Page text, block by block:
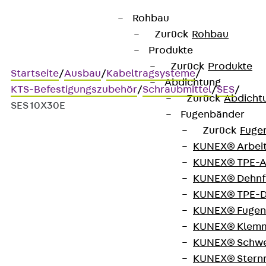
Rohbau
Zurück Rohbau
Produkte
Zurück Produkte
Abdichtung
Zurück
Fugenbänder
Zurück
KUNEX®
KUNEX®
KUNEX®
KUNEX®
KUNEX®
KUNEX®
KUNEX®
KUNEX®
Startseite/Ausbau/Kabeltragsysteme/
KTS-Befestigungszubehör/Schraubmittel/SES/
SES 10X30E
Sechskantschraube
Sechskantschraube, DIN